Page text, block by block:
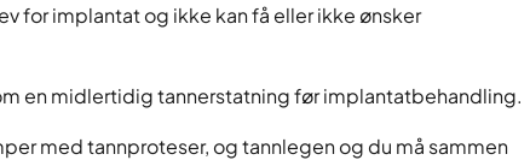
for implantat og ikke kan få eller ikke ønsker
en midlertidig tannerstatning før implantatbehandling.
med tannproteser, og tannlegen og du må sammen